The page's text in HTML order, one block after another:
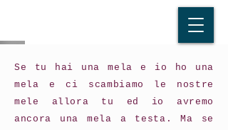
Se tu hai una mela e io ho una
mela e ci scambiamo le nostre
mele allora tu ed io avremo
ancora una mela a testa. Ma se